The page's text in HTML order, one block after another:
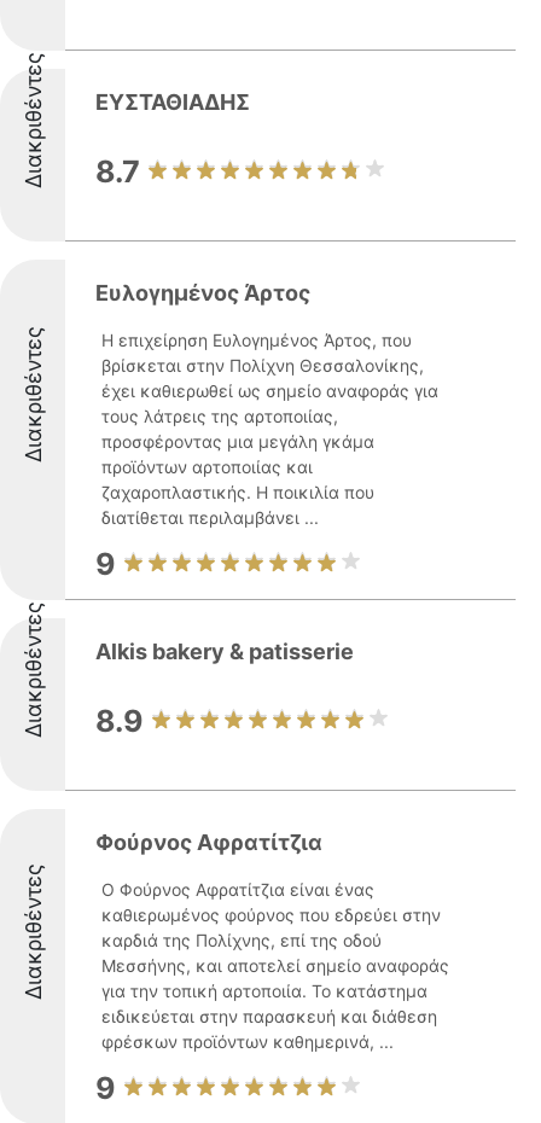
Διακριθέντες ΕΥΣΤΑΘΙΑΔΗΣ
8.7
Διακριθέντες
Ευλογημένος Άρτος
Η επιχείρηση Ευλογημένος Άρτος, που
βρίσκεται στην Πολίχνη Θεσσαλονίκης,
έχει καθιερωθεί ως σημείο αναφοράς για
τους λάτρεις της αρτοποιίας,
προσφέροντας μια μεγάλη γκάμα
προϊόντων αρτοποιίας και
ζαχαροπλαστικής. Η ποικιλία που
διατίθεται περιλαμβάνει ...
9
Διακριθέντες Alkis bakery & patisserie
8.9
Διακριθέντες
Φούρνος Αφρατίτζια
Ο Φούρνος Αφρατίτζια είναι ένας
καθιερωμένος φούρνος που εδρεύει στην
καρδιά της Πολίχνης, επί της οδού
Μεσσήνης, και αποτελεί σημείο αναφοράς
για την τοπική αρτοποιία. Το κατάστημα
ειδικεύεται στην παρασκευή και διάθεση
φρέσκων προϊόντων καθημερινά, ...
9